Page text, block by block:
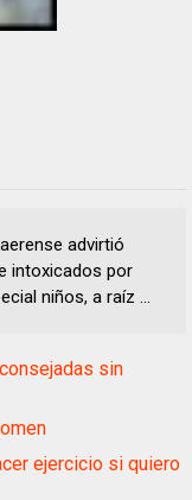
advirtió
intoxicados por
niños, a raíz ...
sin
ejercicio si quiero